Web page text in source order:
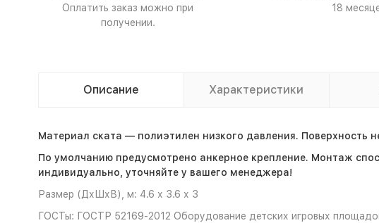
Оплатить заказ можно при
получении.
18
Описание Характеристики
Материал ската — полиэтилен низкого давления. Поверхность
По умолчанию предусмотрено анкерное крепление. Монтаж
индивидуально, уточняйте у вашего менеджера!
Размер (ДхШхВ), м: 4.6 х 3.6 х 3
ГОСТы: ГОСТР 52169-2012 Оборудование детских игровых